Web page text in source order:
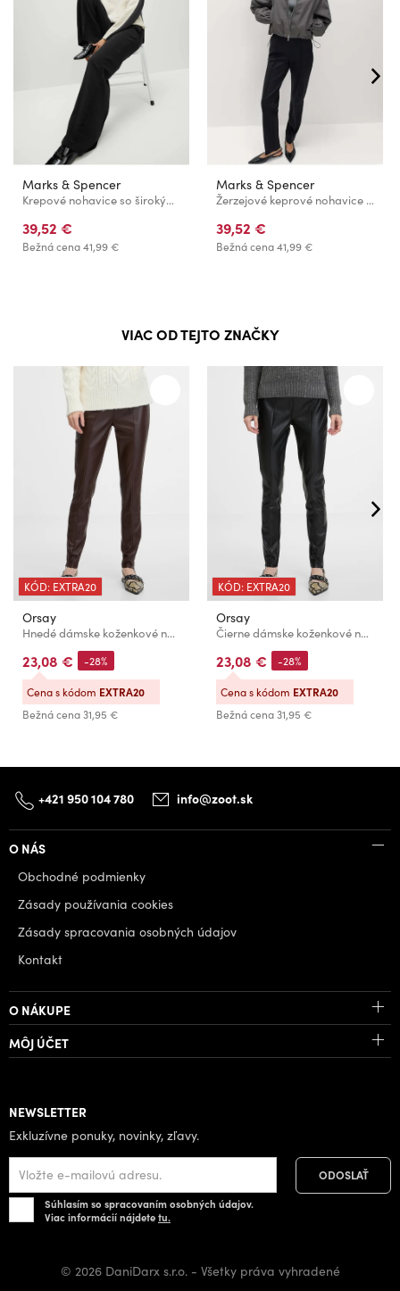
Marks & Spencer
Krepové nohavice so širokými nohavicami a elastickým pásom Marks & Spencer čierne
39,52 €
Bežná cena41,99 €
Marks & Spencer
Žerzejové keprové nohavice s rovnými nohavicami Marks & Spencer čierna
39,52 €
Bežná cena41,99 €
VIAC OD TEJTO ZNAČKY
KÓD: EXTRA20
Orsay
Hnedé dámske koženkové nohavice ORSAY
23,08 €
Bežná cena31,95 €
-28%
Cena s kódom EXTRA20
KÓD: EXTRA20
Orsay
Čierne dámske koženkové nohavice ORSAY
23,08 €
Bežná cena31,95 €
-28%
Cena s kódom EXTRA20
+421 950 104 780 info@zoot.sk
O NÁS
Obchodné podmienky
Zásady používania cookies
Zásady spracovania osobných údajov
Kontakt
O NÁKUPE
MÔJ ÚČET
NEWSLETTER
Exkluzívne ponuky, novinky, zľavy.
Súhlasím so spracovaním osobných údajov.
Viac informácií nájdetetu.
© 2026 DaniDarx s.r.o. - Všetky práva vyhradené